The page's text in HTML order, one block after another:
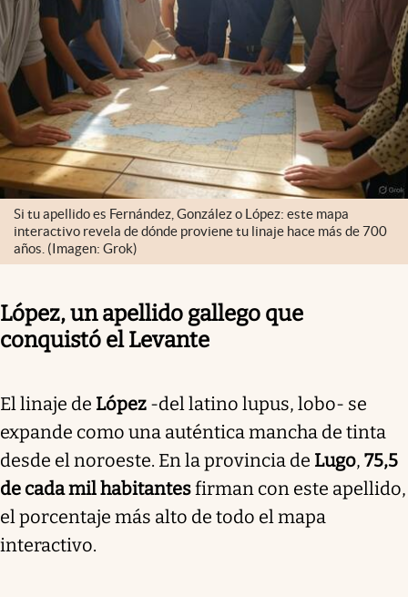
Si tu apellido es Fernández, González o López: este mapa
interactivo revela de dónde proviene tu linaje hace más de 700
años. (Imagen: Grok)
López, un apellido gallego que
conquistó el Levante
El linaje de López -del latino lupus, lobo- se
expande como una auténtica mancha de tinta
desde el noroeste. En la provincia de Lugo, 75,5
de cada mil habitantesfirman con este apellido,
el porcentaje más alto de todo el mapa
interactivo.